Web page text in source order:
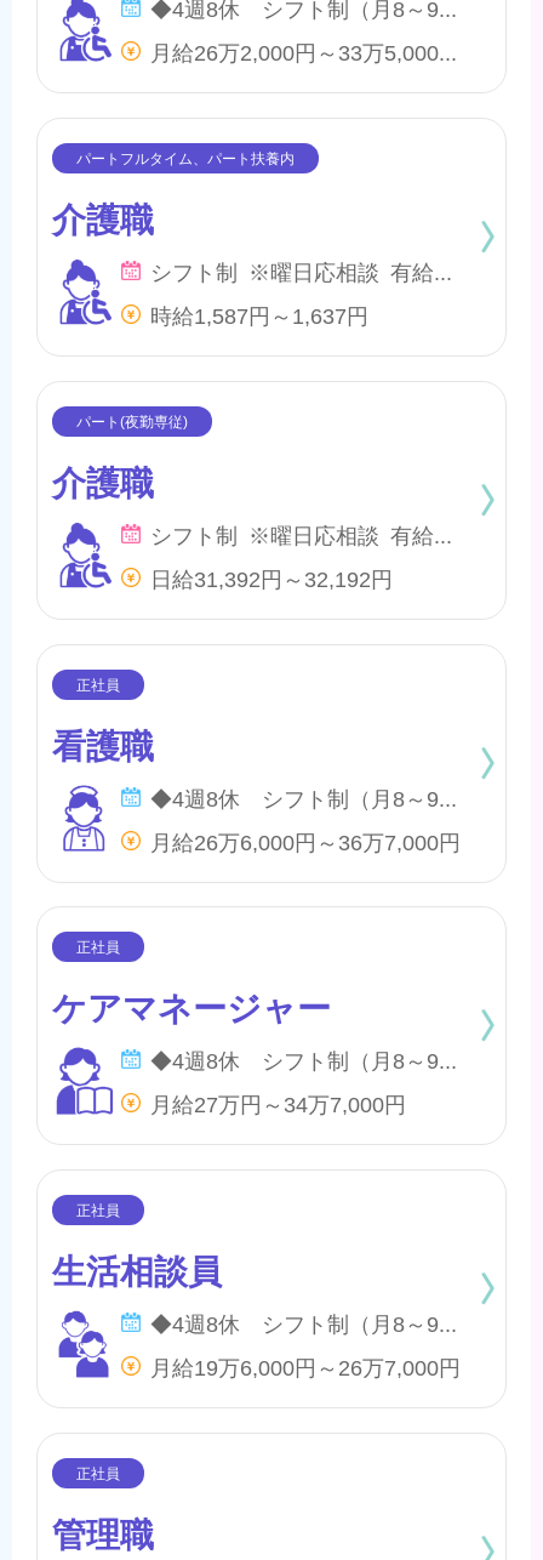
介護職
時給1,587円～1,637円
介護職
日給31,392円～32,192円
看護職
月給26万6,000円～36万7,000円
ケアマネージャー
月給27万円～34万7,000円
生活相談員
月給19万6,000円～26万7,000円
管理職